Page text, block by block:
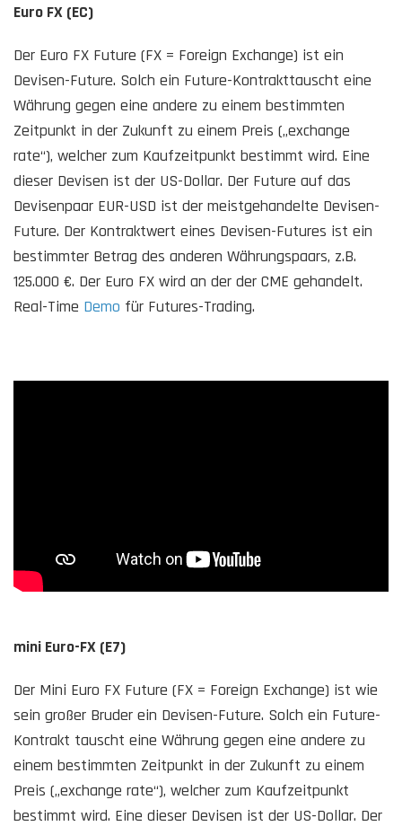
Euro FX (EC)
Der Euro FX Future (FX = Foreign Exchange) ist ein
Devisen-Future. Solch ein Future-Kontrakttauscht eine
Währung gegen eine andere zu einem bestimmten
Zeitpunkt in der Zukunft zu einem Preis („exchange
rate“), welcher zum Kaufzeitpunkt bestimmt wird. Eine
dieser Devisen ist der US-Dollar. Der Future auf das
Devisenpaar EUR-USD ist der meistgehandelte Devisen-
Future. Der Kontraktwert eines Devisen-Futures ist ein
bestimmter Betrag des anderen Währungspaars, z.B.
125.000 €. Der Euro FX wird an der der CME gehandelt.
Real-Time Demo für Futures-Trading.
mini Euro-FX (E7)
Der Mini Euro FX Future (FX = Foreign Exchange) ist wie
sein großer Bruder ein Devisen-Future. Solch ein Future-
Kontrakt tauscht eine Währung gegen eine andere zu
einem bestimmten Zeitpunkt in der Zukunft zu einem
Preis („exchange rate“), welcher zum Kaufzeitpunkt
bestimmt wird. Eine dieser Devisen ist der US-Dollar. Der